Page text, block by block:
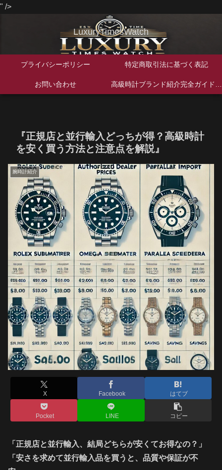
" />
LuxuryTimesWatch
プライバシーポリシー 特定商取引法に基づく表記
お問い合わせ
『正規店と並行輸入どっちが得？高級時計
を安く買う方法と注意点を解説』
腕時計紹介
X Facebook はてブ
Pocket LINE コピー
「正規店と並行輸入、結局どちらが安くてお得なの？」
「安さを求めて並行輸入品を買うと、品質や保証が不